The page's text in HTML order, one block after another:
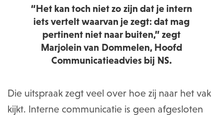
“Het kan toch niet zo zijn dat je intern
iets vertelt waarvan je zegt: dat mag
pertinent niet naar buiten,” zegt
Marjolein van Dommelen, Hoofd
Communicatieadvies bij NS.
Die uitspraak zegt veel over hoe zij naar het vak
kijkt. Interne communicatie is geen afgesloten